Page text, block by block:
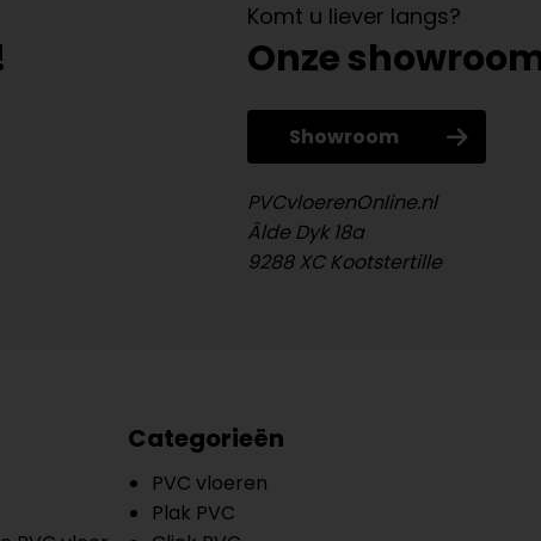
Komt u liever langs?
Onze
Showroom
PVCvloerenOnline.nl
Âlde Dyk 18a
9288 XC Kootstertille
Categorieën
PVC vloeren
Plak PVC